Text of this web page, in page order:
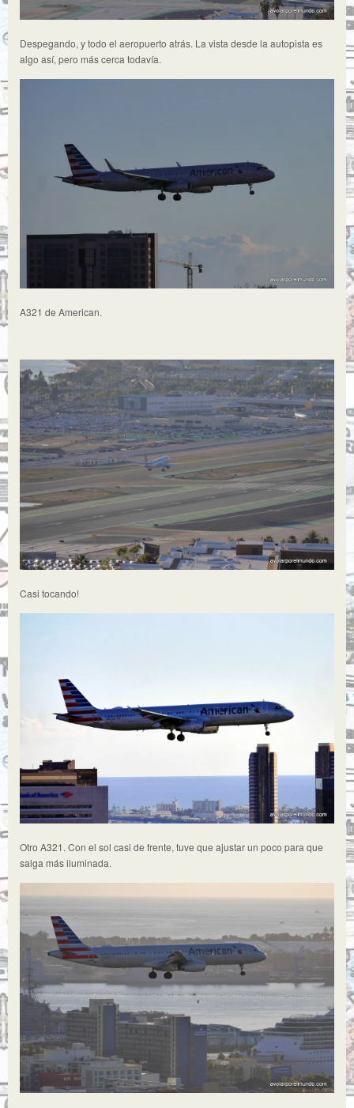
Despegando, y todo el aeropuerto atrás. La vista desde la autopista es
algo así, pero más cerca todavía.
A321 de American.
Casi tocando!
Otro A321. Con el sol casi de frente, tuve que ajustar un poco para que
salga más iluminada.